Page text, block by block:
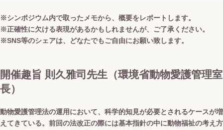
※シンポジウム内で取ったメモから、概要をレポートします。
※正確性に欠ける表現があるかもしれませんが、ご了承ください。
※SNS等のシェアは、どなたでもご自由にお願い致します。
開催趣旨 則久雅司先生（環境省動物愛護管理室
長）
動物愛護管理法の運用において、科学的知見が必要とされるケースが増
えてきている。前回の法改正の際には基本指針の中に動物福祉の考え方